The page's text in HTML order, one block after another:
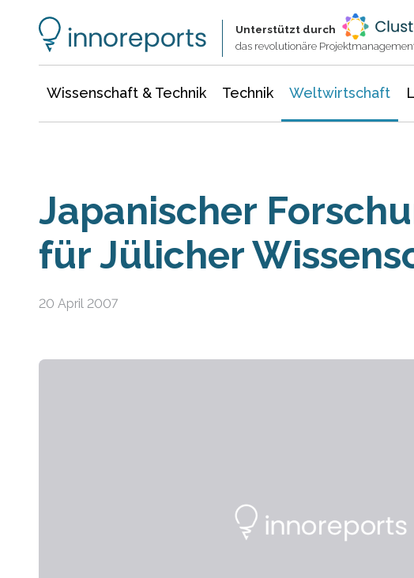
Unterstützt durch
das revolutionäre
Wissenschaft & Technik Technik Weltwirtschaft
Japanischer
für Jülicher
20 April 2007